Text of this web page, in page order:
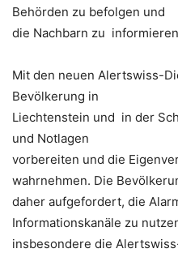
Behörden zu befolgen und
die Nachbarn zu
Mit den neuen Alertswiss-
Bevölkerung in
Liechtenstein und in der
und Notlagen
vorbereiten und die
wahrnehmen. Die
daher aufgefordert, die
Informationskanäle zu
insbesondere die